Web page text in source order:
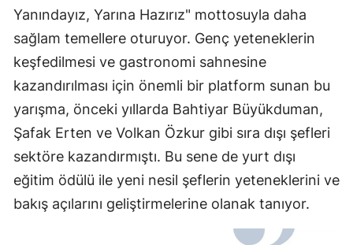
Yanındayız, Yarına Hazırız" mottosuyla daha
sağlam temellere oturuyor. Genç yeteneklerin
keşfedilmesi ve gastronomi sahnesine
kazandırılması için önemli bir platform sunan bu
yarışma, önceki yıllarda Bahtiyar Büyükduman,
Şafak Erten ve Volkan Özkur gibi sıra dışı şefleri
sektöre kazandırmıştı. Bu sene de yurt dışı
eğitim ödülü ile yeni nesil şeflerin yeteneklerini ve
bakış açılarını geliştirmelerine olanak tanıyor.